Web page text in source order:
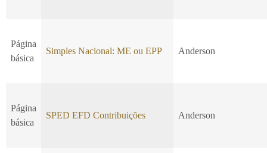
Página
básica
Simples Nacional: ME ou EPP Anderson
Página
básica
SPED EFD Contribuições Anderson